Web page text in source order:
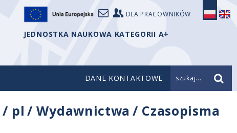
DLA PRACOWNIKÓW
JEDNOSTKA NAUKOWA KATEGORII A+
DANE KONTAKTOWE szukaj...
/ pl /Wydawnictwa / Czasopisma